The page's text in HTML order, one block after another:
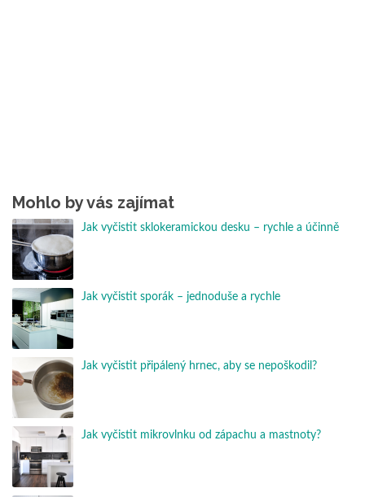
Mohlo by vás zajímat
Jak vyčistit sklokeramickou desku – rychle a účinně
Jak vyčistit sporák – jednoduše a rychle
Jak vyčistit připálený hrnec, aby se nepoškodil?
Jak vyčistit mikrovlnku od zápachu a mastnoty?